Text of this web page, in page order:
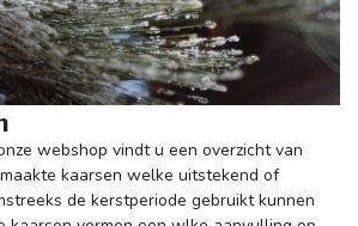
webshop vindt u een overzicht van
kaarsen welke uitstekend of
de kerstperiode gebruikt kunnen